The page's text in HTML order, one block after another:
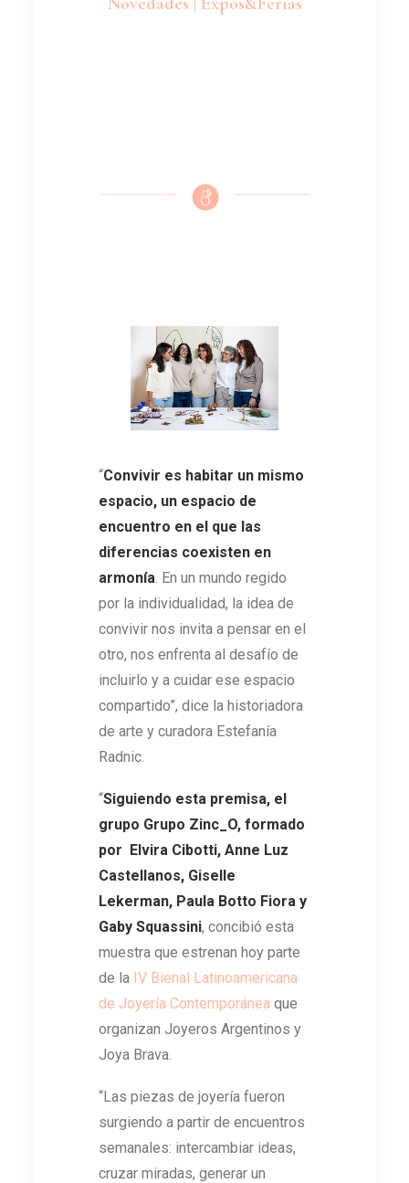
“Convivir es habitar un mismo
espacio, un espacio de
encuentro en el que las
diferencias coexisten en
armonía. En un mundo regido
por la individualidad, la idea de
convivir nos invita a pensar en el
otro, nos enfrenta al desafío de
incluirlo y a cuidar ese espacio
compartido”, dice la historiadora
de arte y curadora Estefanía
Radnic.
“Siguiendo esta premisa, el
grupo Grupo Zinc_O, formado
por Elvira Cibotti, Anne Luz
Castellanos, Giselle
Lekerman, Paula Botto Fiora y
Gaby Squassini, concibió esta
muestra que estrenan hoy parte
de la IV Bienal Latinoamericana
de Joyería Contemporánea que
organizan Joyeros Argentinos y
Joya Brava.
“Las piezas de joyería fueron
surgiendo a partir de encuentros
semanales: intercambiar ideas,
cruzar miradas, generar un